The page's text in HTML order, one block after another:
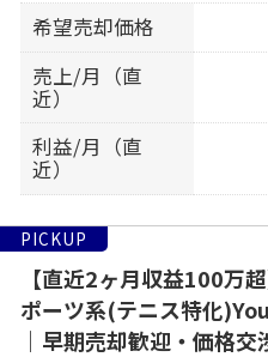
希望売却価格
売上/月（直
近）
利益/月（直
近）
PICKUP
【直近2ヶ月収益100万
ポーツ系(テニス特化
｜早期売却歓迎・価格交